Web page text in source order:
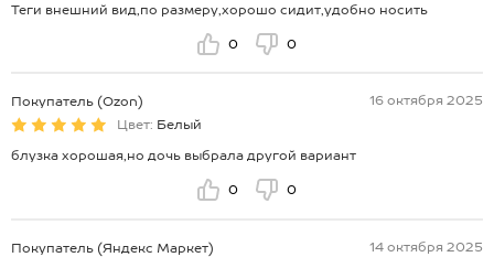
Теги внешний вид,по размеру,хорошо сидит,удобно носить
0 0
Покупатель (Ozon)
16 октября 2025
Цвет: Белый
блузка хорошая,но дочь выбрала другой вариант
0 0
Покупатель (Яндекс Маркет)
14 октября 2025